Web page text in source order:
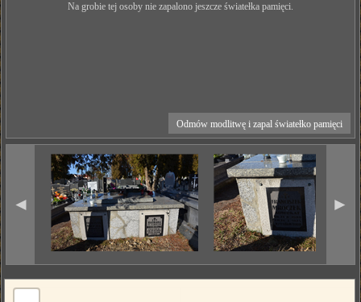
Na grobie tej osoby nie zapalono jeszcze światełka pamięci.
Odmów modlitwę i zapal światełko pamięci
◄ ►